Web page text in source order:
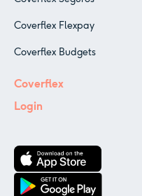
Coverflex Flexpay
Coverflex Budgets
Coverflex
Login